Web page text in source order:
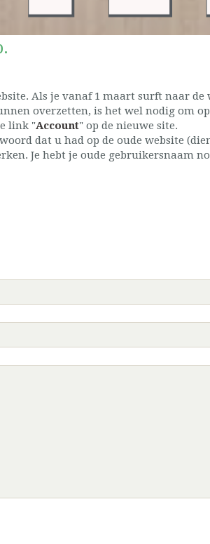
Als je vanaf 1 maart surft naar de
overzetten, is het wel nodig om
link "Account" op de nieuwe site.
dat u had op de oude website
Je hebt je oude gebruikersnaam